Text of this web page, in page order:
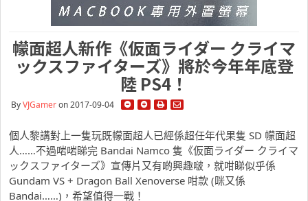
幪面超人新作《仮面ライダー クライマ
ックスファイターズ》將於今年年底登
陸 PS4！
ByVJGameron 2017-09-04
個人黎講對上一隻玩既幪面超人已經係超任年代果隻 SD 幪面超
人……不過啱啱睇完 Bandai Namco 隻《仮面ライダー クライマ
ックスファイターズ》宣傳片又有啲興趣啵，就咁睇似乎係
Gundam VS + Dragon Ball Xenoverse 咁款 (咪又係
Bandai……)，希望值得一戰！